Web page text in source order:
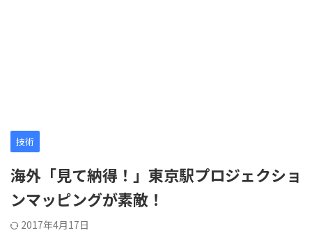
技術
海外「見て納得！」東京駅プロジェクショ
ンマッピングが素敵！
2017年4月17日